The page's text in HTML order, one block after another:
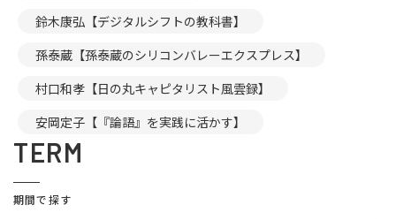
鈴木康弘【デジタルシフトの教科書】
孫泰蔵【孫泰蔵のシリコンバレーエクスプレス】
村口和孝【日の丸キャピタリスト風雲録】
安岡定子【『論語』を実践に活かす】
TERM
期間で探す